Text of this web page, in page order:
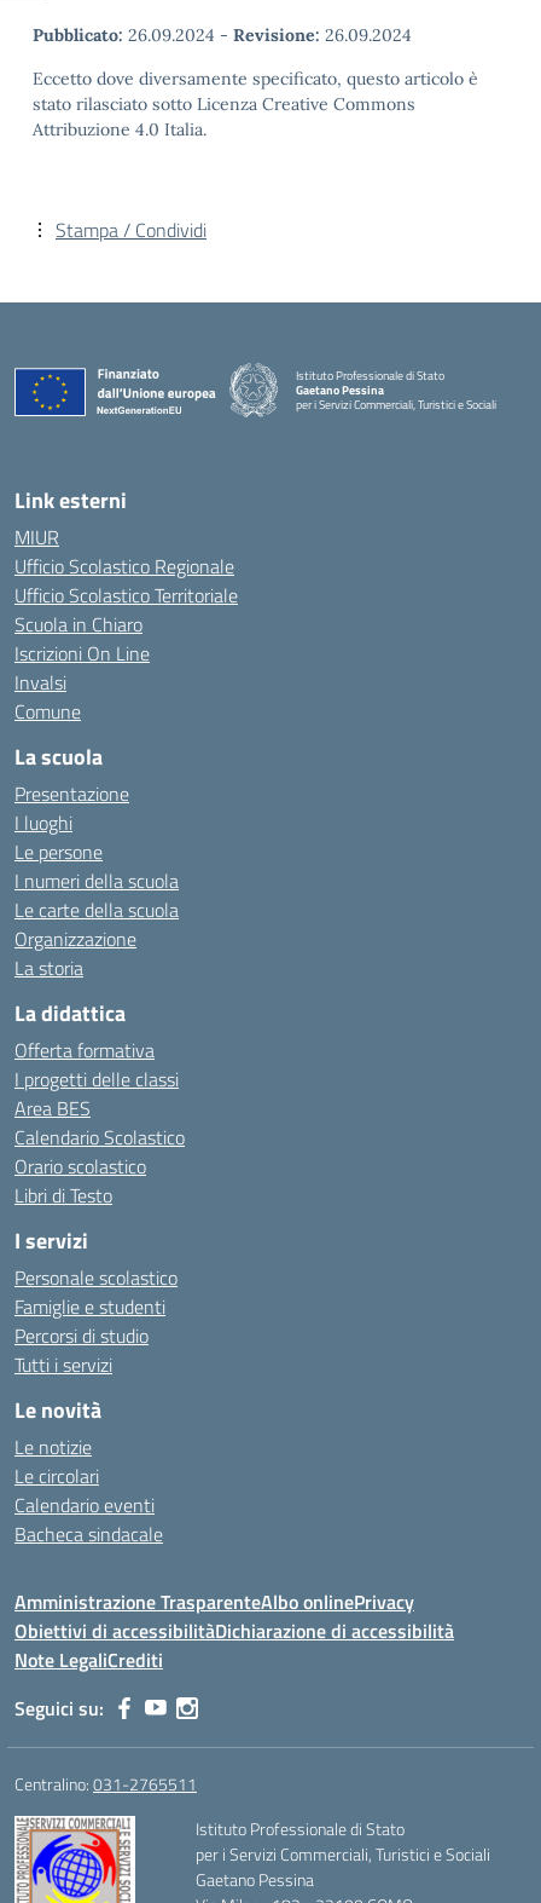
Pubblicato: 26.09.2024 - Revisione: 26.09.2024
Eccetto dove diversamente specificato, questo articolo è
stato rilasciato sotto Licenza Creative Commons
Attribuzione 4.0 Italia.
Stampa / Condividi
Istituto Professionale di Stato
Gaetano Pessina
per i Servizi Commerciali, Turistici e Sociali
— Visita la pagina iniziale della scuola
Link esterni
MIUR
Ufficio Scolastico Regionale
Ufficio Scolastico Territoriale
Scuola in Chiaro
Iscrizioni On Line
Invalsi
Comune
La scuola
Presentazione
I luoghi
Le persone
I numeri della scuola
Le carte della scuola
Organizzazione
La storia
La didattica
Offerta formativa
I progetti delle classi
Area BES
Calendario Scolastico
Orario scolastico
Libri di Testo
I servizi
Personale scolastico
Famiglie e studenti
Percorsi di studio
Tutti i servizi
Le novità
Le notizie
Le circolari
Calendario eventi
Bacheca sindacale
Amministrazione TrasparenteAlbo onlinePrivacy
Obiettivi di accessibilitàDichiarazione di accessibilità
Note LegaliCrediti
Seguici su:
Centralino:031-2765511
Istituto Professionale di Stato
per i Servizi Commerciali, Turistici e Sociali
Gaetano Pessina